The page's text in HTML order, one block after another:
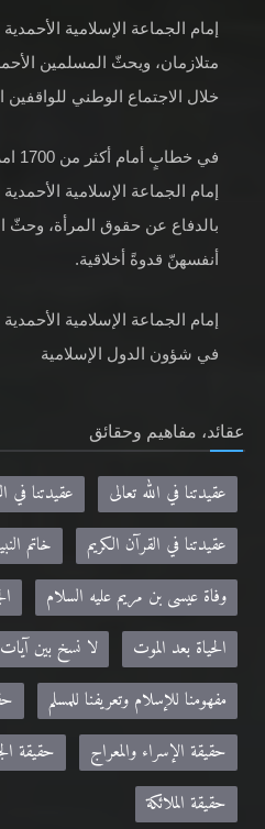
إمام الجماعة الإسلامية
متلازمان، ويحثّ المسلمين
خلال الاجتماع الوطني للواقفين
في
إمام الجماعة الإسلامية
بالدفاع عن حقوق المرأة، وحثّ
أنفسهنّ قدوةً أخلاقية.
إمام الجماعة الإسلامية
في شؤون الدول الإسلامية
عقائد، مفاهيم وحقائق
عقيدتنا في الله تعالى
عقيدتنا في
عقيدتنا في القرآن الكريم
خاتم
وفاة عيسى بن مريم عليه السلام
الحياة بعد الموت
لا نسخ بين آيات
مفهومنا للإسلام وتعريفنا للمسلم
حقيقة الإسراء والمعراج
حقيقة
حقيقة الملائكة